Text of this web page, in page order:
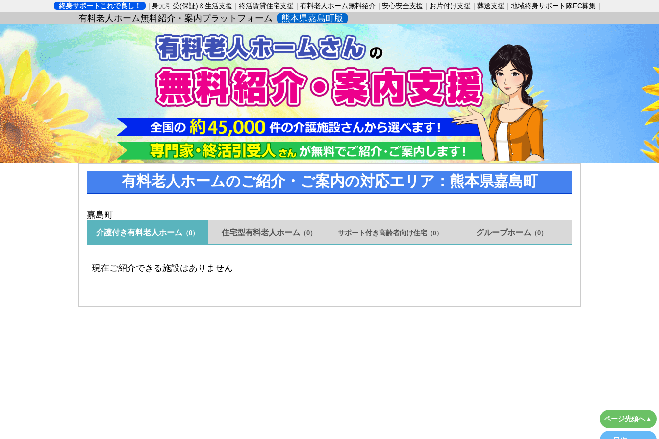
終身サポートこれで良し！ 身元引受(保証)＆生活支援 終活賃貸住宅支援 有料老人ホーム無料紹介 安心安全支援 お片付け支援 葬送支援 地域終身サポート隊FC募集
有料老人ホーム無料紹介・案内プラットフォーム 熊本県嘉島町版
有料老人ホームのご紹介・ご案内の対応エリア：熊本県嘉島町
嘉島町
介護付き有料老人ホーム （0） 住宅型有料老人ホーム（0） サポート付き高齢者向け住宅 （0） グループホーム（0）
現在ご紹介できる施設はありません
ページ先頭へ▲